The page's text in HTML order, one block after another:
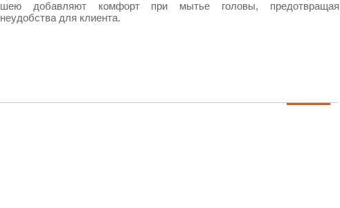
шею добавляют комфорт при мытье головы, предотвращая
неудобства для клиента.